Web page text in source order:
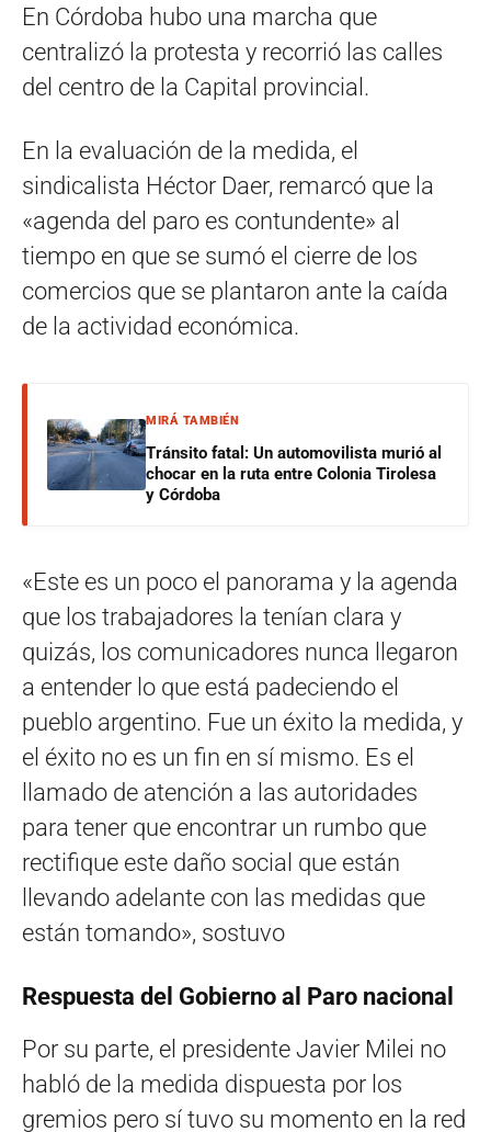
En Córdoba hubo una marcha que
centralizó la protesta y recorrió las calles
del centro de la Capital provincial.
En la evaluación de la medida, el
sindicalista Héctor Daer, remarcó que la
«agenda del paro es contundente» al
tiempo en que se sumó el cierre de los
comercios que se plantaron ante la caída
de la actividad económica.
MIRÁ TAMBIÉN
Tránsito fatal: Un automovilista murió al
chocar en la ruta entre Colonia Tirolesa
y Córdoba
«Este es un poco el panorama y la agenda
que los trabajadores la tenían clara y
quizás, los comunicadores nunca llegaron
a entender lo que está padeciendo el
pueblo argentino. Fue un éxito la medida, y
el éxito no es un fin en sí mismo. Es el
llamado de atención a las autoridades
para tener que encontrar un rumbo que
rectifique este daño social que están
llevando adelante con las medidas que
están tomando», sostuvo
Respuesta del Gobierno al Paro nacional
Por su parte, el presidente Javier Milei no
habló de la medida dispuesta por los
gremios pero sí tuvo su momento en la red